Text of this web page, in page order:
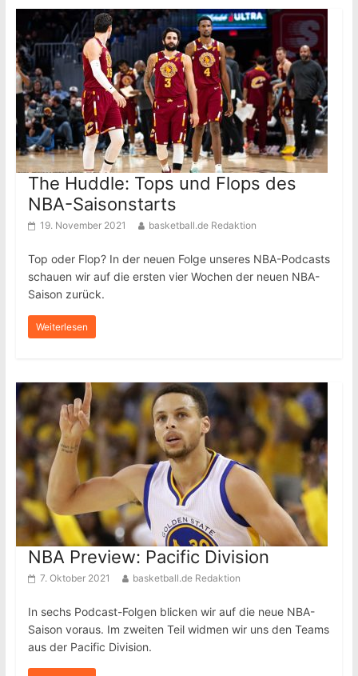
The Huddle: Tops und Flops des
NBA-Saisonstarts
19. November 2021 basketball.de Redaktion
Top oder Flop? In der neuen Folge unseres NBA-Podcasts
schauen wir auf die ersten vier Wochen der neuen NBA-
Saison zurück.
Weiterlesen
NBA Preview: Pacific Division
7. Oktober 2021 basketball.de Redaktion
In sechs Podcast-Folgen blicken wir auf die neue NBA-
Saison voraus. Im zweiten Teil widmen wir uns den Teams
aus der Pacific Division.